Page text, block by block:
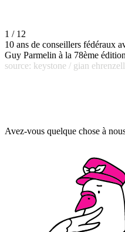
1 / 12
10 ans de conseillers fédéraux
Guy Parmelin à la 78ème
source: keystone / gian
Avez-vous quelque chose à